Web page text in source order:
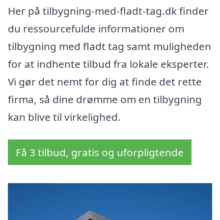
Her på tilbygning-med-fladt-tag.dk finder
du ressourcefulde informationer om
tilbygning med fladt tag samt muligheden
for at indhente tilbud fra lokale eksperter.
Vi gør det nemt for dig at finde det rette
firma, så dine drømme om en tilbygning
kan blive til virkelighed.
Få 3 tilbud, gratis og uforpligtende